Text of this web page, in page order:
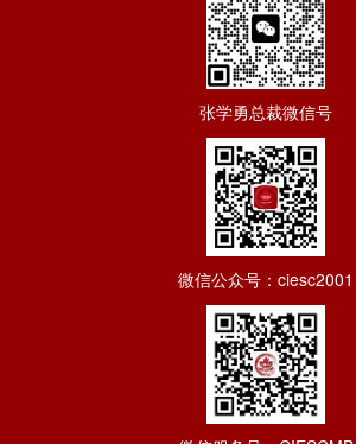
张学勇总裁微信号
微信公众号：ciesc2001